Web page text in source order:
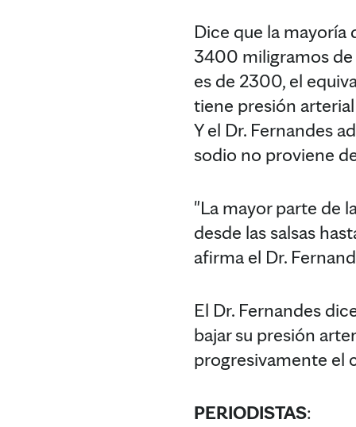
Dice que la
3400 miligramos de
es de 2300, el
tiene presión
Y el Dr. Fernandes
sodio no proviene
"La mayor parte de
desde las salsas
afirma el Dr.
El Dr. Fernandes
bajar su presión
progresivamente el
PERIODISTAS: